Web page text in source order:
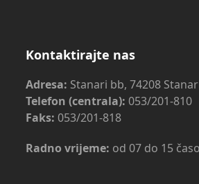
Kontaktirajte nas
Adresa: Stanari bb, 74208
Telefon (centrala): 053/201-810
Faks: 053/201-818
Radno vrijeme: od 07 do 15